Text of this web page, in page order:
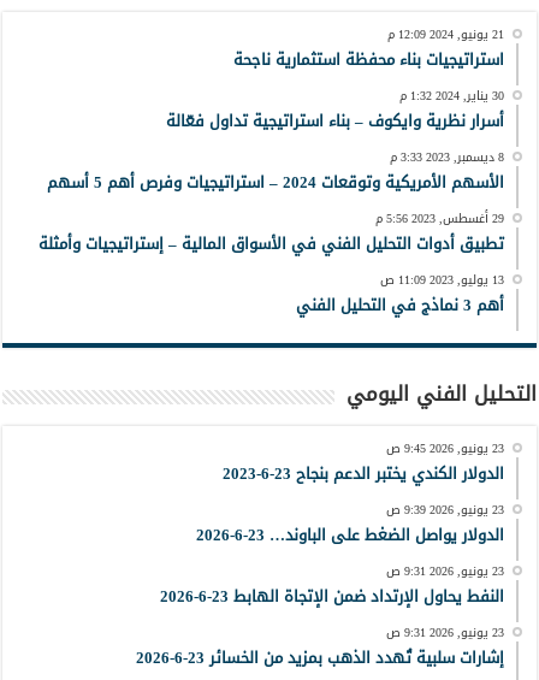
21 يونيو, 2024 12:09 م
استراتيجيات بناء محفظة استثمارية ناجحة
30 يناير, 2024 1:32 م
أسرار نظرية وايكوف – بناء استراتيجية تداول فعّالة
8 ديسمبر, 2023 3:33 م
الأسهم الأمريكية وتوقعات 2024 – استراتيجيات وفرص أهم 5 أسهم
29 أغسطس, 2023 5:56 م
تطبيق أدوات التحليل الفني في الأسواق المالية – إستراتيجيات وأمثلة
13 يوليو, 2023 11:09 ص
أهم 3 نماذج في التحليل الفني
التحليل الفني اليومي
23 يونيو, 2026 9:45 ص
الدولار الكندي يختبر الدعم بنجاح 23-6-2023
23 يونيو, 2026 9:39 ص
الدولار يواصل الضغط على الباوند… 23-6-2026
23 يونيو, 2026 9:31 ص
النفط يحاول الإرتداد ضمن الإتجاة الهابط 23-6-2026
23 يونيو, 2026 9:31 ص
إشارات سلبية تُهدد الذهب بمزيد من الخسائر 23-6-2026